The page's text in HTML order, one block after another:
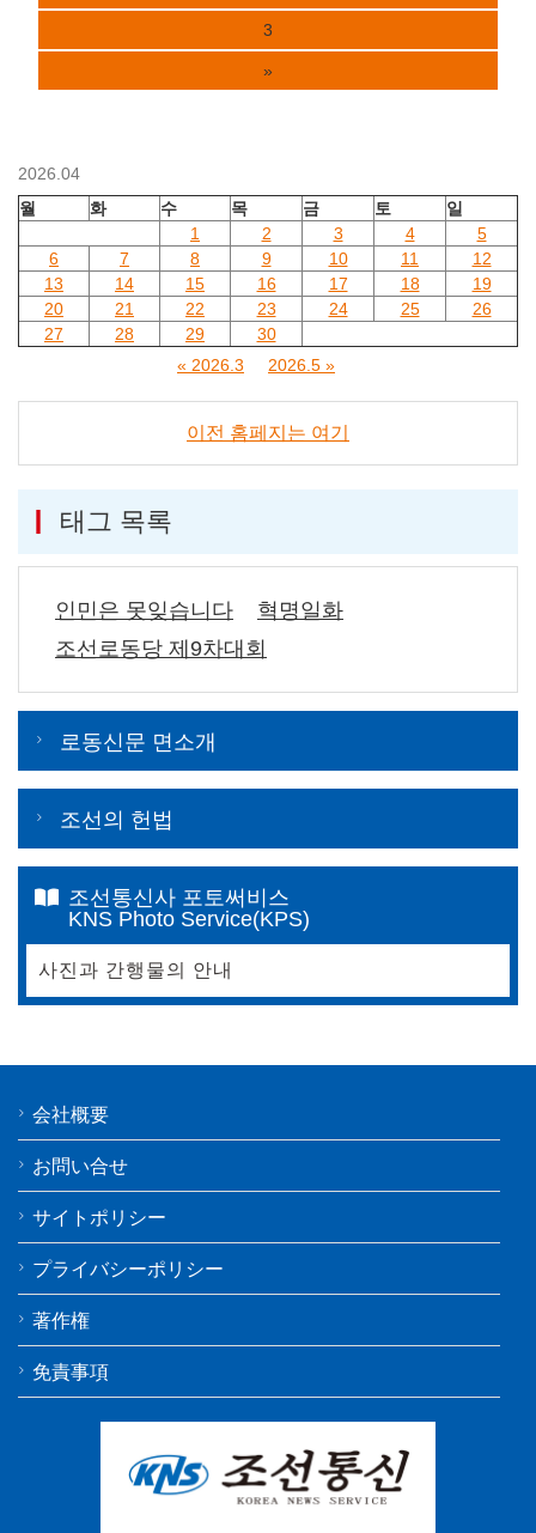
3
»
2026.04
월
화 수 목 금 토
일
1
2 3 4
5
6
7 8 9 10 11
12
13
14 15 16 17 18
19
20
21 22 23 24 25
26
27
28 29
30
« 2026.3
2026.5 »
이전 홈페지는 여기
태그 목록
인민은 못잊습니다
혁명일화
조선로동당 제9차대회
로동신문 면소개
조선의 헌법
조선통신사 포토써비스
KNS Photo Service(KPS)
사진과 간행물의 안내
会社概要
お問い合せ
サイトポリシー
プライバシーポリシー
著作権
免責事項